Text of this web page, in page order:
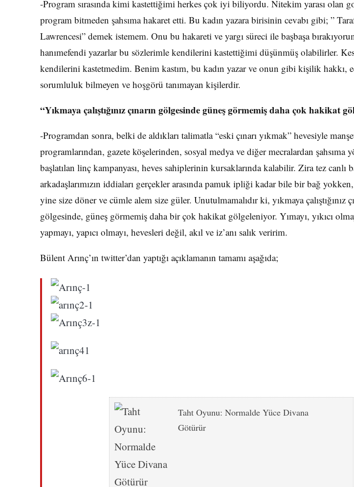
-Program sırasında kimi kastettiğimi herkes çok iyi biliyordu. Nitekim yarası olan
program bitmeden şahsıma hakaret etti. Bu kadın yazara birisinin cevabı gibi; ”
Lawrencesi” demek istemem. Onu bu hakareti ve yargı süreci ile başbaşa
hanımefendi yazarlar bu sözlerimle kendilerini kastettiğimi düşünmüş olabilirler.
kendilerini kastetmedim. Benim kastım, bu kadın yazar ve onun gibi kişilik hakkı,
sorumluluk bilmeyen ve hoşgörü tanımayan kişilerdir.
“Yıkmaya çalıştığınız çınarın gölgesinde güneş görmemiş daha çok hakikat
-Programdan sonra, belki de aldıkları talimatla “eski çınarı yıkmak” hevesiyle
programlarından, gazete köşelerinden, sosyal medya ve diğer mecralardan şahsıma
başlatılan linç kampanyası, heves sahiplerinin kursaklarında kalabilir. Zira tez canlı
arkadaşlarımızın iddiaları gerçekler arasında pamuk ipliği kadar bile bir bağ
yine size döner ve cümle alem size güler. Unutulmamalıdır ki, yıkmaya çalıştığınız
gölgesinde, güneş görmemiş daha bir çok hakikat gölgeleniyor. Yımayı, yıkıcı
yapmayı, yapıcı olmayı, hevesleri değil, akıl ve iz’anı salık veririm.
Bülent Arınç’ın twitter’dan yaptığı açıklamanın tamamı aşağıda;
Taht Oyunu: Normalde Yüce Divana
Götürür